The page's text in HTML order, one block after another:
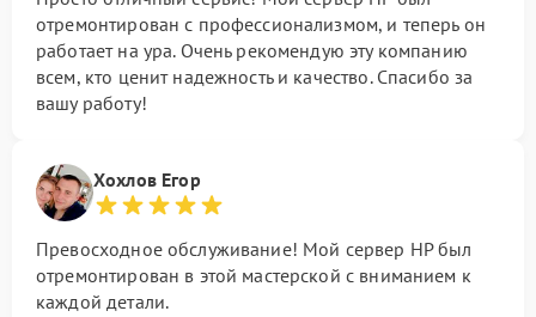
отремонтирован с профессионализмом, и теперь он
работает на ура. Очень рекомендую эту компанию
всем, кто ценит надежность и качество. Спасибо за
вашу работу!
Хохлов Егор
Превосходное обслуживание! Мой сервер HP был
отремонтирован в этой мастерской с вниманием к
каждой детали.